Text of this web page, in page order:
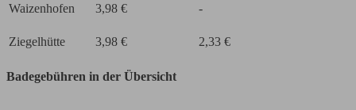
Waizenhofen 3,98 € -
Ziegelhütte 3,98 € 2,33 €
Badegebühren in der Übersicht